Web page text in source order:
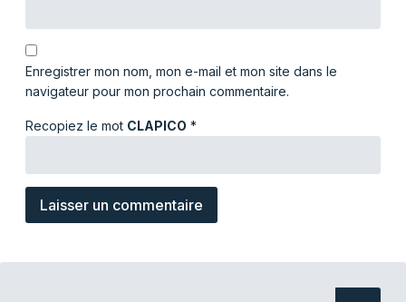
Enregistrer mon nom, mon e-mail et mon site dans le
navigateur pour mon prochain commentaire.
Recopiez le mot CLAPICO *